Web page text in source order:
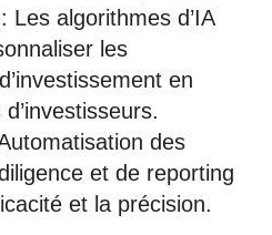
: Les algorithmes d’IA
les
en
des
et de reporting
et la précision.